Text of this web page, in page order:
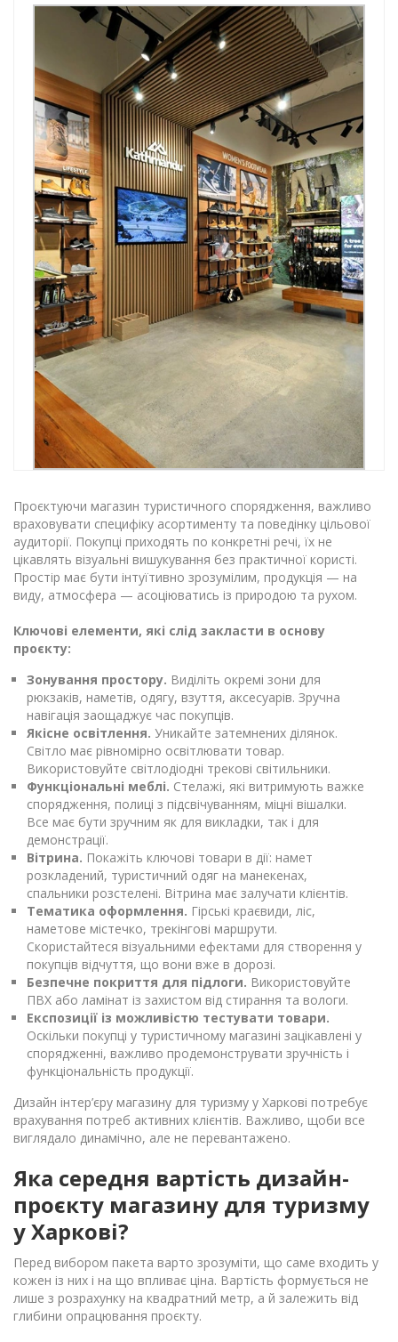
Проєктуючи магазин туристичного спорядження, важливо
враховувати специфіку асортименту та поведінку цільової
аудиторії. Покупці приходять по конкретні речі, їх не
цікавлять візуальні вишукування без практичної користі.
Простір має бути інтуїтивно зрозумілим, продукція — на
виду, атмосфера — асоціюватись із природою та рухом.
Ключові елементи, які слід закласти в основу
проєкту:
Зонування простору. Виділіть окремі зони для
рюкзаків, наметів, одягу, взуття, аксесуарів. Зручна
навігація заощаджує час покупців.
Якісне освітлення. Уникайте затемнених ділянок.
Світло має рівномірно освітлювати товар.
Використовуйте світлодіодні трекові світильники.
Функціональні меблі. Стелажі, які витримують важке
спорядження, полиці з підсвічуванням, міцні вішалки.
Все має бути зручним як для викладки, так і для
демонстрації.
Вітрина. Покажіть ключові товари в дії: намет
розкладений, туристичний одяг на манекенах,
спальники розстелені. Вітрина має залучати клієнтів.
Тематика оформлення. Гірські краєвиди, ліс,
наметове містечко, трекінгові маршрути.
Скористайтеся візуальними ефектами для створення у
покупців відчуття, що вони вже в дорозі.
Безпечне покриття для підлоги. Використовуйте
ПВХ або ламінат із захистом від стирання та вологи.
Експозиції із можливістю тестувати товари.
Оскільки покупці у туристичному магазині зацікавлені у
спорядженні, важливо продемонструвати зручність і
функціональність продукції.
Дизайн інтер’єру магазину для туризму у Харкові потребує
врахування потреб активних клієнтів. Важливо, щоби все
виглядало динамічно, але не перевантажено.
Яка середня вартість дизайн-
проєкту магазину для туризму
у Харкові?
Перед вибором пакета варто зрозуміти, що саме входить у
кожен із них і на що впливає ціна. Вартість формується не
лише з розрахунку на квадратний метр, а й залежить від
глибини опрацювання проєкту.